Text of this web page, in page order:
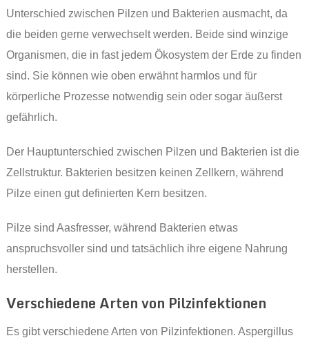
Unterschied zwischen Pilzen und Bakterien ausmacht, da
die beiden gerne verwechselt werden. Beide sind winzige
Organismen, die in fast jedem Ökosystem der Erde zu finden
sind. Sie können wie oben erwähnt harmlos und für
körperliche Prozesse notwendig sein oder sogar äußerst
gefährlich.
Der Hauptunterschied zwischen Pilzen und Bakterien ist die
Zellstruktur. Bakterien besitzen keinen Zellkern, während
Pilze einen gut definierten Kern besitzen.
Pilze sind Aasfresser, während Bakterien etwas
anspruchsvoller sind und tatsächlich ihre eigene Nahrung
herstellen.
Verschiedene Arten von Pilzinfektionen
Es gibt verschiedene Arten von Pilzinfektionen. Aspergillus